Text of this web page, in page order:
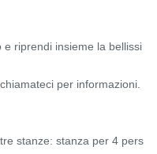
riprendi insieme la bellissi
per informazioni.
stanze: stanza per 4 pers